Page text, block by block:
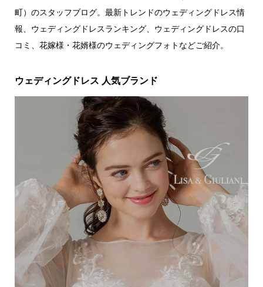
町）のスタッフブログ。最新トレンドのウェディングドレス情
報、ウェディングドレスランキング、ウェディングドレスの口
コミ、花嫁様・花婿様のウェディングフォトなどご紹介。
ウェディングドレス 人気ブランド